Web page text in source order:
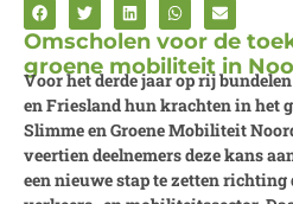
Omscholen voor de
groene mobiliteit in
Voor het derde jaar op rij
en Friesland hun krachten in het
Slimme en Groene Mobiliteit
veertien deelnemers deze kans
een nieuwe stap te zetten richting